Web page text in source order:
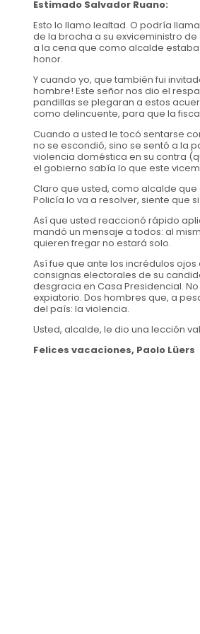
Estimado Salvador Ruano:
Esto lo llamo lealtad. O podría
de la brocha a su exviceministro
a la cena que como alcalde
honor.
Y cuando yo, que también fui
hombre! Este señor nos dio el
pandillas se plegaran a estos
como delincuente, para que la
Cuando a usted le tocó sentarse
no se escondió, sino se sentó a la
violencia doméstica en su contra
el gobierno sabía lo que este
Claro que usted, como alcalde
Policía lo va a resolver, siente que
Así que usted reaccionó rápido
mandó un mensaje a todos: al
quieren fregar no estará solo.
Así fue que ante los incrédulos
consignas electorales de su
desgracia en Casa Presidencial.
expiatorio. Dos hombres que, a
del país: la violencia.
Usted, alcalde, le dio una lección
Felices vacaciones, Paolo Lüers